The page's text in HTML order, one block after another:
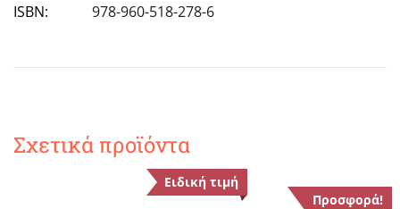
ISBN: 978-960-518-278-6
Σχετικά προϊόντα
Προσφορά!
Ειδική τιμή